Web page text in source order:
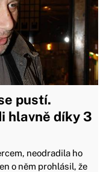
pustí.
hlavně díky 3
neodradila ho
o něm prohlásil, že